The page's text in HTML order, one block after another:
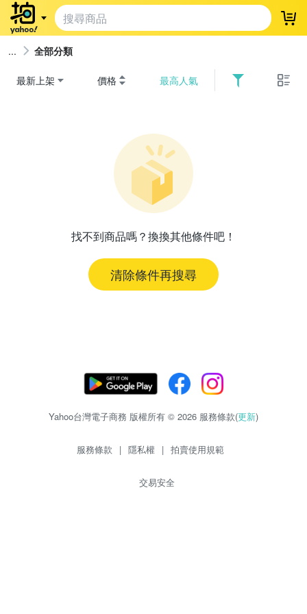
登
全部分類
最新上架 價格 最高人氣
找不到商品嗎？換換其他條件吧！
清除條件再搜尋
Yahoo台灣電子商務 版權所有 © 2026 服務條款(更新)
服務條款 | 隱私權 | 拍賣使用規範
交易安全